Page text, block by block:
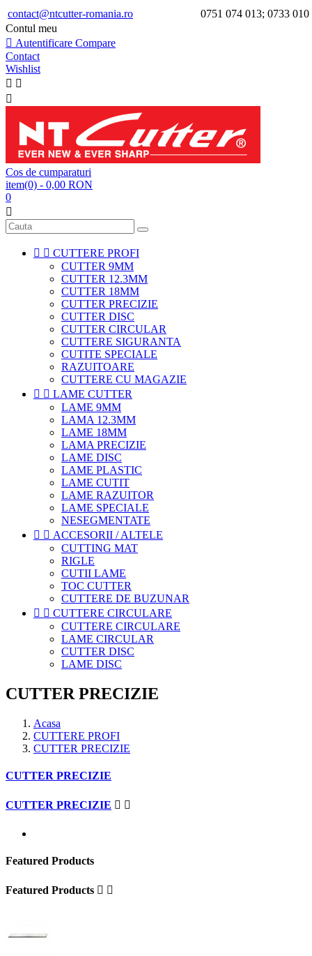
contact@ntcutter-romania.ro
0751 074 013; 0733 010
Contul meu
 Autentificare Compare
Contact
Wishlist
 

Cos de cumparaturi
item(0) - 0,00 RON
0

  CUTTERE PROFI
CUTTER 9MM
CUTTER 12.3MM
CUTTER 18MM
CUTTER PRECIZIE
CUTTER DISC
CUTTER CIRCULAR
CUTTERE SIGURANTA
CUTITE SPECIALE
RAZUITOARE
CUTTERE CU MAGAZIE
  LAME CUTTER
LAME 9MM
LAMA 12.3MM
LAME 18MM
LAMA PRECIZIE
LAME DISC
LAME PLASTIC
LAME CUTIT
LAME RAZUITOR
LAME SPECIALE
NESEGMENTATE
  ACCESORII / ALTELE
CUTTING MAT
RIGLE
CUTII LAME
TOC CUTTER
CUTTERE DE BUZUNAR
  CUTTERE CIRCULARE
CUTTERE CIRCULARE
LAME CIRCULAR
CUTTER DISC
LAME DISC
CUTTER PRECIZIE
Acasa
CUTTERE PROFI
CUTTER PRECIZIE
CUTTER PRECIZIE
CUTTER PRECIZIE  
Featured Products
Featured Products  